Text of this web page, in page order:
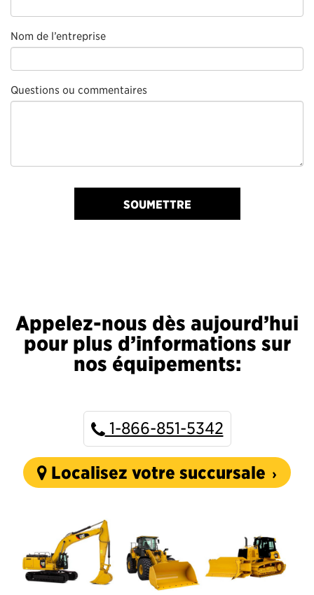
Nom de l’entreprise
Questions ou commentaires
SOUMETTRE
Appelez-nous dès aujourd’hui
pour plus d’informations sur
nos équipements:
1-866-851-5342
Localisez votre succursale